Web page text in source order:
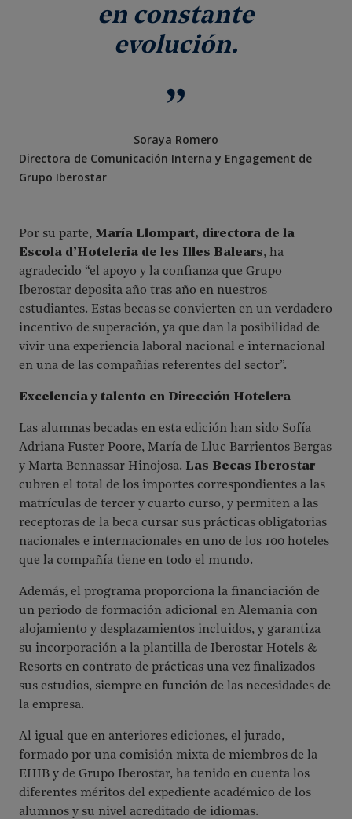
en constante
evolución.
Soraya Romero
Directora de Comunicación Interna y Engagement de
Grupo Iberostar
Por su parte, María Llompart, directora de la
Escola d’Hoteleria de les Illes Balears, ha
agradecido “el apoyo y la confianza que Grupo
Iberostar deposita año tras año en nuestros
estudiantes. Estas becas se convierten en un verdadero
incentivo de superación, ya que dan la posibilidad de
vivir una experiencia laboral nacional e internacional
en una de las compañías referentes del sector”.
Excelencia y talento en Dirección Hotelera
Las alumnas becadas en esta edición han sido Sofía
Adriana Fuster Poore, María de Lluc Barrientos Bergas
y Marta Bennassar Hinojosa. Las Becas Iberostar
cubren el total de los importes correspondientes a las
matrículas de tercer y cuarto curso, y permiten a las
receptoras de la beca cursar sus prácticas obligatorias
nacionales e internacionales en uno de los 100 hoteles
que la compañía tiene en todo el mundo.
Además, el programa proporciona la financiación de
un periodo de formación adicional en Alemania con
alojamiento y desplazamientos incluidos, y garantiza
su incorporación a la plantilla de Iberostar Hotels &
Resorts en contrato de prácticas una vez finalizados
sus estudios, siempre en función de las necesidades de
la empresa.
Al igual que en anteriores ediciones, el jurado,
formado por una comisión mixta de miembros de la
EHIB y de Grupo Iberostar, ha tenido en cuenta los
diferentes méritos del expediente académico de los
alumnos y su nivel acreditado de idiomas.